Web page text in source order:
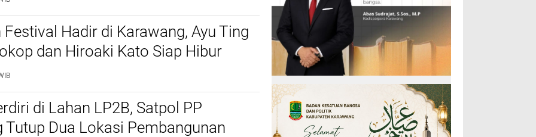
Hadir di Karawang, Ayu Ting
dan Hiroaki Kato Siap Hibur
di Lahan LP2B, Satpol PP
Tutup Dua Lokasi Pembangunan